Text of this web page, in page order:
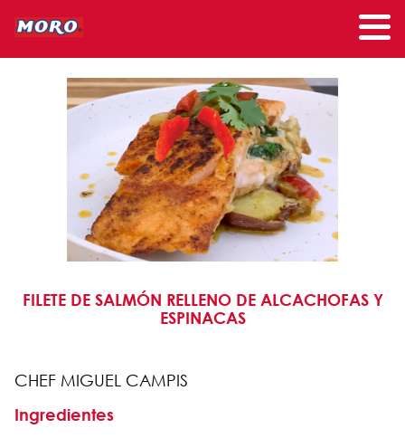
FILETE DE SALMÓN RELLENO DE ALCACHOFAS Y
ESPINACAS
CHEF MIGUEL CAMPIS
Ingredientes